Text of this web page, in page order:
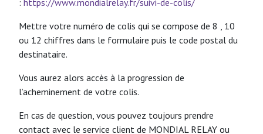
Mettre votre numéro de colis qui se compose de 8 , 10
ou 12 chiffres dans le formulaire puis le code postal du
destinataire.
Vous aurez alors accès à la progression de
l’acheminement de votre colis.
En cas de question, vous pouvez toujours prendre
contact avec le service client de MONDIAL RELAY ou